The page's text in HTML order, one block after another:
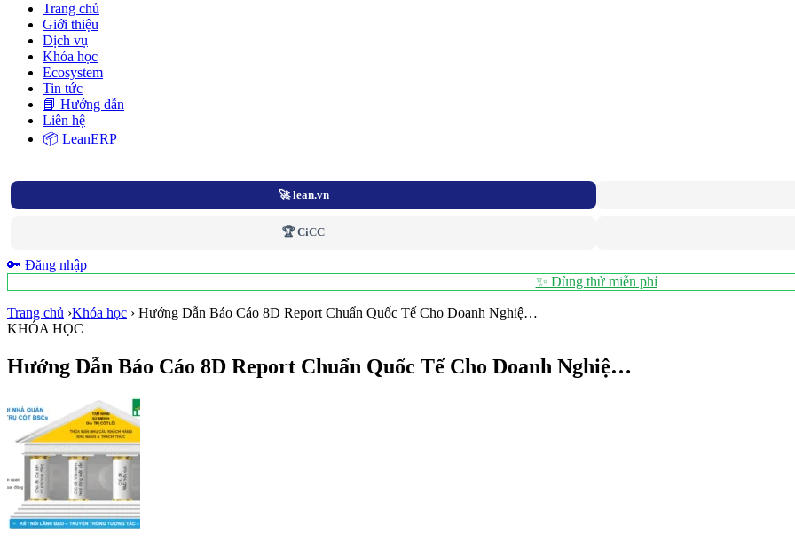
Trang chủ
Giới thiệu
Dịch vụ
Khóa học
Ecosystem
Tin tức
📘 Hướng dẫn
Liên hệ
📦 LeanERP
🚀 lean.vn
🏆 CiCC
🔑 Đăng nhập
✨ Dùng thử miễn phí
Trang chủ ›Khóa học › Hướng Dẫn Báo Cáo 8D Report Chuẩn Quốc Tế Cho Doanh Nghiệ…
KHÓA HỌC
Hướng Dẫn Báo Cáo 8D Report Chuẩn Quốc Tế Cho Doanh Nghiệ…